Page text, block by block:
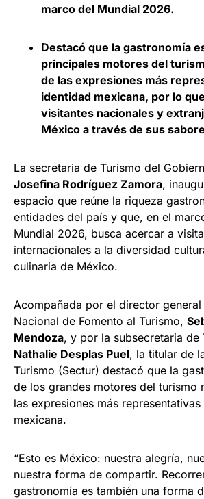
marco del Mundial 2026.
Destacó que la gastronomía
principales motores del
de las expresiones más
identidad mexicana, por lo
visitantes nacionales y
México a través de sus
La secretaria de Turismo del
Josefina Rodríguez Zamora,
espacio que reúne la riqueza
entidades del país y que, en el
Mundial 2026, busca acercar a
internacionales a la diversidad
culinaria de México.
Acompañada por el director general
Nacional de Fomento al Turismo,
Mendoza, y por la subsecretaria de
Nathalie Desplas Puel, la titular de
Turismo (Sectur) destacó que la
de los grandes motores del turismo
las expresiones más
mexicana.
“Esto es México: nuestra alegría,
nuestra forma de compartir.
gastronomía es también una forma